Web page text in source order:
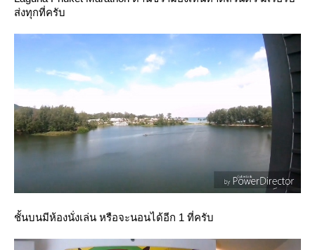
ส่งทุกที่ครับ
ชั้นบนมีห้องนั่งเล่น หรือจะนอนได้อีก 1 ที่ครับ